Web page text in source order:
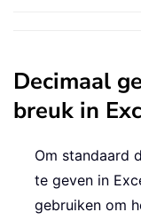
Decimaal
breuk in
Om standaard
te geven in
gebruiken om